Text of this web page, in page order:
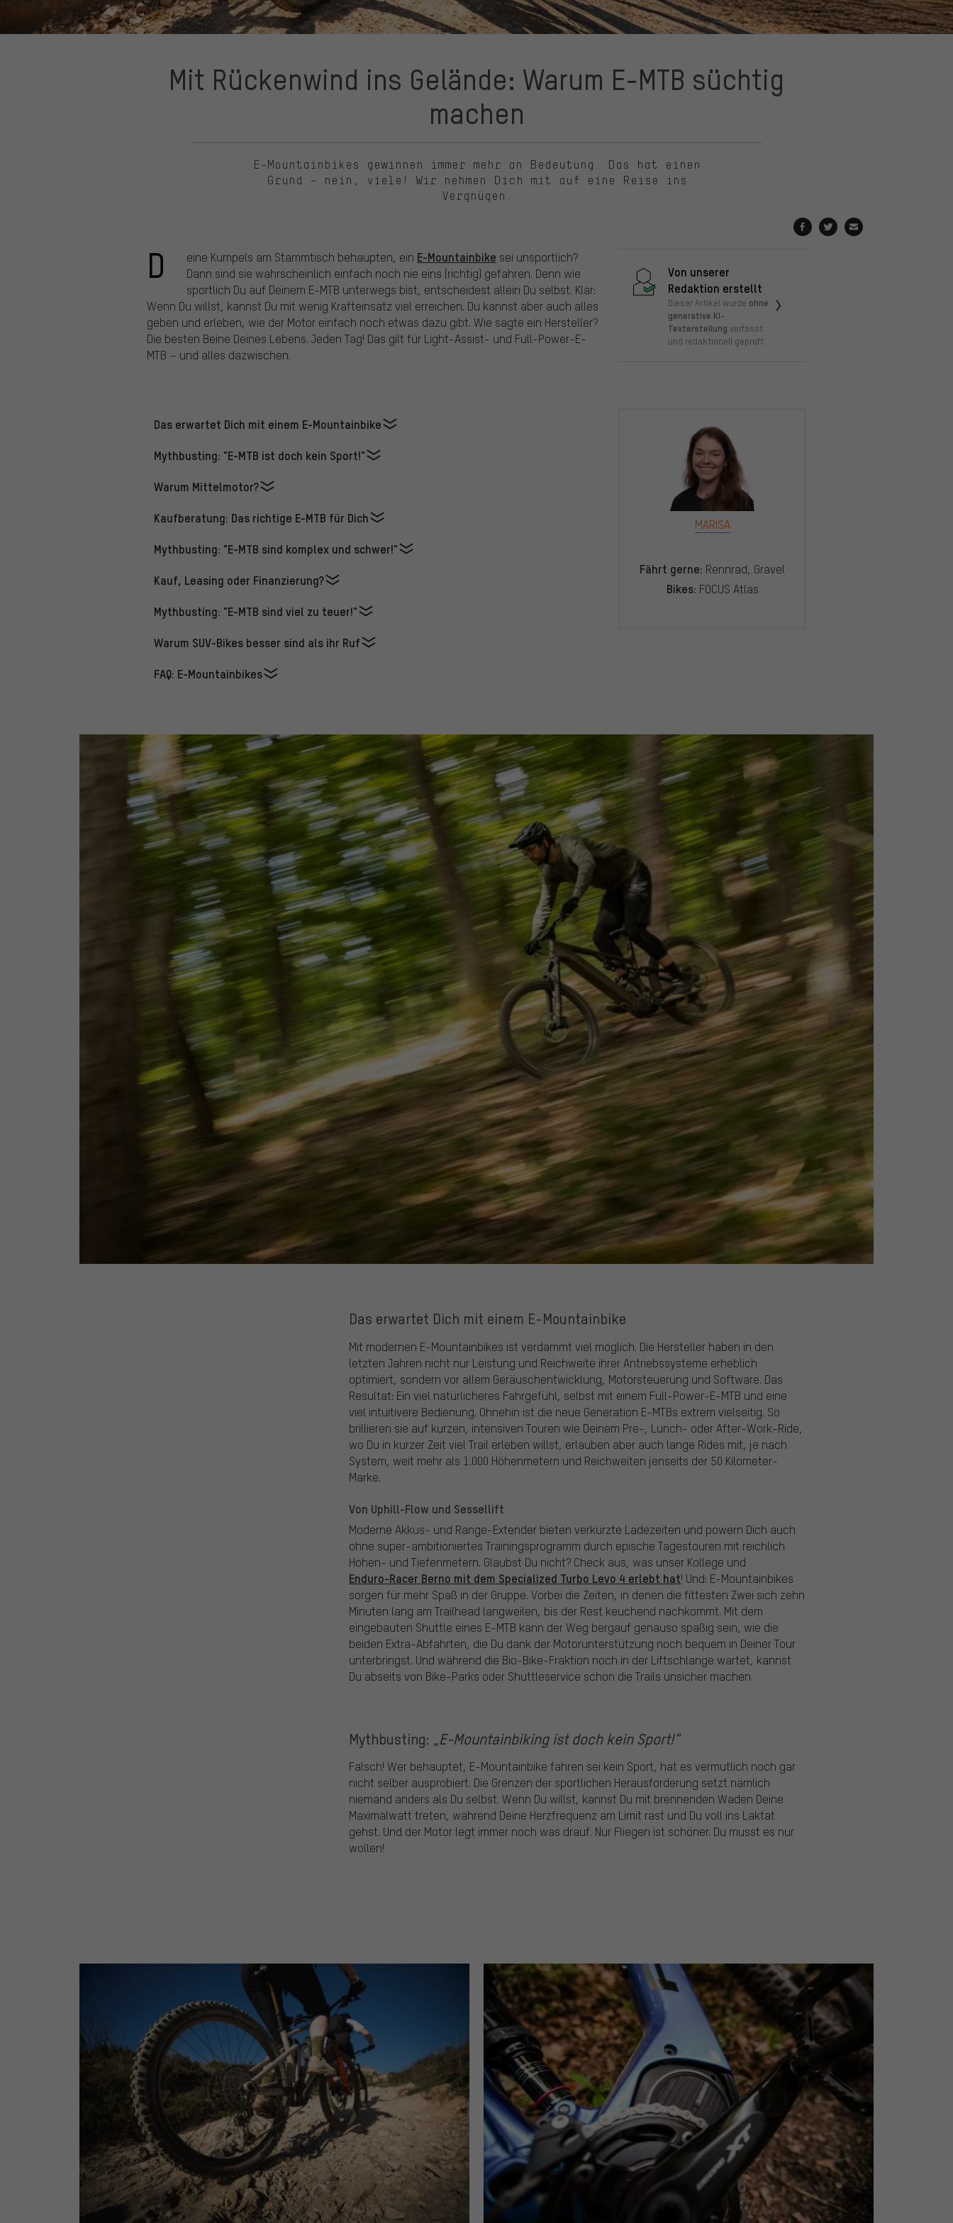
Mit Rückenwind ins Gelände: Warum E-MTB süchtig
machen
E-Mountainbikes gewinnen immer mehr an Bedeutung. Das hat einen
Grund – nein, viele! Wir nehmen Dich mit auf eine Reise ins
Vergnügen.
D eine Kumpels am Stammtisch behaupten, ein E-Mountainbike sei unsportlich?
Dann sind sie wahrscheinlich einfach noch nie eins (richtig) gefahren. Denn wie
sportlich Du auf Deinem E-MTB unterwegs bist, entscheidest allein Du selbst. Klar:
Wenn Du willst, kannst Du mit wenig Krafteinsatz viel erreichen. Du kannst aber auch alles
geben und erleben, wie der Motor einfach noch etwas dazu gibt. Wie sagte ein Hersteller?
Die besten Beine Deines Lebens. Jeden Tag! Das gilt für Light-Assist- und Full-Power-E-
MTB – und alles dazwischen.
Das erwartet Dich mit einem E-Mountainbike
Mythbusting: "E-MTB ist doch kein Sport!"
Warum Mittelmotor?
Kaufberatung: Das richtige E-MTB für Dich
Mythbusting: "E-MTB sind komplex und schwer!"
Kauf, Leasing oder Finanzierung?
Mythbusting: "E-MTB sind viel zu teuer!"
Warum SUV-Bikes besser sind als ihr Ruf
FAQ: E-Mountainbikes
Von unserer
Redaktion erstellt
Dieser Artikel wurde ohne
generative KI-
Texterstellung verfasst
und redaktionell geprüft.
Fährt gerne: Rennrad, Gravel
Bikes: FOCUS Atlas
MARISA
Das erwartet Dich mit einem E-Mountainbike
Mit modernen E-Mountainbikes ist verdammt viel möglich. Die Hersteller haben in den
letzten Jahren nicht nur Leistung und Reichweite ihrer Antriebssysteme erheblich
optimiert, sondern vor allem Geräuschentwicklung, Motorsteuerung und Software. Das
Resultat: Ein viel natürlicheres Fahrgefühl, selbst mit einem Full-Power-E-MTB und eine
viel intuitivere Bedienung. Ohnehin ist die neue Generation E-MTBs extrem vielseitig. So
brillieren sie auf kurzen, intensiven Touren wie Deinem Pre-, Lunch- oder After-Work-Ride,
wo Du in kurzer Zeit viel Trail erleben willst, erlauben aber auch lange Rides mit, je nach
System, weit mehr als 1.000 Höhenmetern und Reichweiten jenseits der 50 Kilometer-
Marke.
Von Uphill-Flow und Sessellift
Moderne Akkus- und Range-Extender bieten verkürzte Ladezeiten und powern Dich auch
ohne super-ambitioniertes Trainingsprogramm durch epische Tagestouren mit reichlich
Höhen- und Tiefenmetern. Glaubst Du nicht? Check aus, was unser Kollege und
Enduro-Racer Berno mit dem Specialized Turbo Levo 4 erlebt hat! Und: E-Mountainbikes
sorgen für mehr Spaß in der Gruppe. Vorbei die Zeiten, in denen die fittesten Zwei sich zehn
Minuten lang am Trailhead langweilen, bis der Rest keuchend nachkommt. Mit dem
eingebauten Shuttle eines E-MTB kann der Weg bergauf genauso spaßig sein, wie die
beiden Extra-Abfahrten, die Du dank der Motorunterstützung noch bequem in Deiner Tour
unterbringst. Und während die Bio-Bike-Fraktion noch in der Liftschlange wartet, kannst
Du abseits von Bike-Parks oder Shuttleservice schon die Trails unsicher machen.
Mythbusting: „E-Mountainbiking ist doch kein Sport!“
Falsch! Wer behauptet, E-Mountainbike fahren sei kein Sport, hat es vermutlich noch gar
nicht selber ausprobiert. Die Grenzen der sportlichen Herausforderung setzt nämlich
niemand anders als Du selbst. Wenn Du willst, kannst Du mit brennenden Waden Deine
Maximalwatt treten, während Deine Herzfrequenz am Limit rast und Du voll ins Laktat
gehst. Und der Motor legt immer noch was drauf. Nur Fliegen ist schöner. Du musst es nur
wollen!